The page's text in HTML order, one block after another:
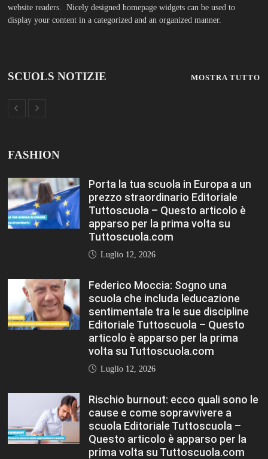
website readers. Nicely designed homepage widgets can be used to
display your content in a categorized and an organized manner.
SCUOLS NOTIZIE MOSTRA TUTTO
FASHION
Porta la tua scuola in Europa a un
prezzo straordinario Editoriale
Tuttoscuola – Questo articolo è
apparso per la prima volta su
Tuttoscuola.com
Luglio 12, 2026
Federico Moccia: Sogno una
scuola che includa leducazione
sentimentale tra le sue discipline
Editoriale Tuttoscuola – Questo
articolo è apparso per la prima
volta su Tuttoscuola.com
Luglio 12, 2026
Rischio burnout: ecco quali sono le
cause e come sopravvivere a
scuola Editoriale Tuttoscuola –
Questo articolo è apparso per la
prima volta su Tuttoscuola.com